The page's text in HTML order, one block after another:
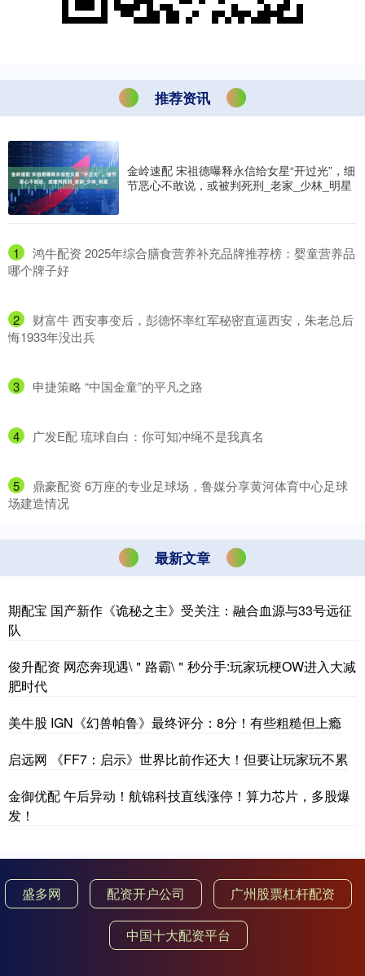
推荐资讯
金岭速配 宋祖德曝释永信给女星“开过光”，细
节恶心不敢说，或被判死刑_老家_少林_明星
1
​鸿牛配资 2025年综合膳食营养补充品牌推荐榜：婴童营养品
哪个牌子好
2
​财富牛 西安事变后，彭德怀率红军秘密直逼西安，朱老总后
悔1933年没出兵
3 ​申捷策略 “中国金童”的平凡之路
4 ​广发E配 琉球自白：你可知冲绳不是我真名
5
​鼎豪配资 6万座的专业足球场，鲁媒分享黄河体育中心足球
场建造情况
最新文章
期配宝 国产新作《诡秘之主》受关注：融合血源与33号远征
队
俊升配资 网恋奔现遇\＂路霸\＂秒分手:玩家玩梗OW进入大减
肥时代
美牛股 IGN《幻兽帕鲁》最终评分：8分！有些粗糙但上瘾
启远网 《FF7：启示》世界比前作还大！但要让玩家玩不累
金御优配 午后异动！航锦科技直线涨停！算力芯片，多股爆
发！
盛多网 配资开户公司 广州股票杠杆配资
中国十大配资平台